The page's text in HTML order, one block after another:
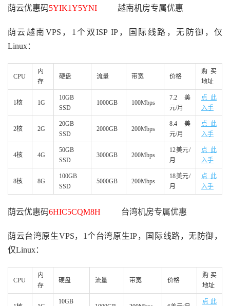
荫云优惠码5YIK1Y5YNI 越南机房专属优惠
荫云越南VPS，1个双ISP IP，国际线路，无防御，仅
Linux：
CPU
内
存
硬盘 流量 带宽 价格
购买
地址
1核 1G
10GB
SSD
1000GB 100Mbps
7.2美
元/月
点此
入手
2核 2G
20GB
SSD
2000GB 200Mbps
8.4美
元/月
点此
入手
4核 4G
50GB
SSD
3000GB 200Mbps
12美元/
月
点此
入手
8核 8G
100GB
SSD
5000GB 200Mbps
18美元/
月
点此
入手
荫云优惠码6HIC5CQM8H 台湾机房专属优惠
荫云台湾原生VPS，1个台湾原生IP，国际线路，无防御，
仅Linux：
CPU
内
存
硬盘 流量 带宽 价格
购买
地址
10GB 点此